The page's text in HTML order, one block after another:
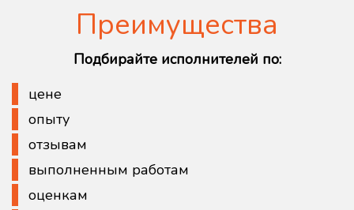
Преимущества
Подбирайте исполнителей по:
цене
опыту
отзывам
выполненным работам
оценкам